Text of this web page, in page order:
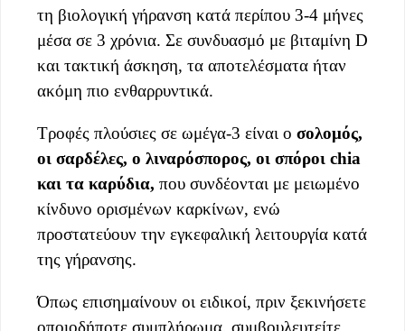
τη βιολογική γήρανση κατά περίπου 3-4 μήνες
μέσα σε 3 χρόνια. Σε συνδυασμό με βιταμίνη D
και τακτική άσκηση, τα αποτελέσματα ήταν
ακόμη πιο ενθαρρυντικά.
Τροφές πλούσιες σε ωμέγα-3 είναι ο σολομός,
οι σαρδέλες, ο λιναρόσπορος, οι σπόροι chia
και τα καρύδια, που συνδέονται με μειωμένο
κίνδυνο ορισμένων καρκίνων, ενώ
προστατεύουν την εγκεφαλική λειτουργία κατά
της γήρανσης.
Όπως επισημαίνουν οι ειδικοί, πριν ξεκινήσετε
οποιοδήποτε συμπλήρωμα, συμβουλευτείτε